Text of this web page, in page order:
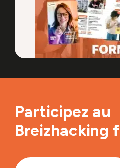
Participez au
Breizhacking